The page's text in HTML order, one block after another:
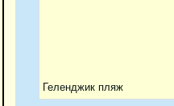
Геленджик пляж